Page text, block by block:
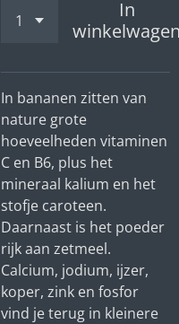
In
In bananen zitten van
nature grote
hoeveelheden vitaminen
C en B6, plus het
mineraal kalium en het
stofje caroteen.
Daarnaast is het poeder
rijk aan zetmeel.
Calcium, jodium, ijzer,
koper, zink en fosfor
vind je terug in kleinere